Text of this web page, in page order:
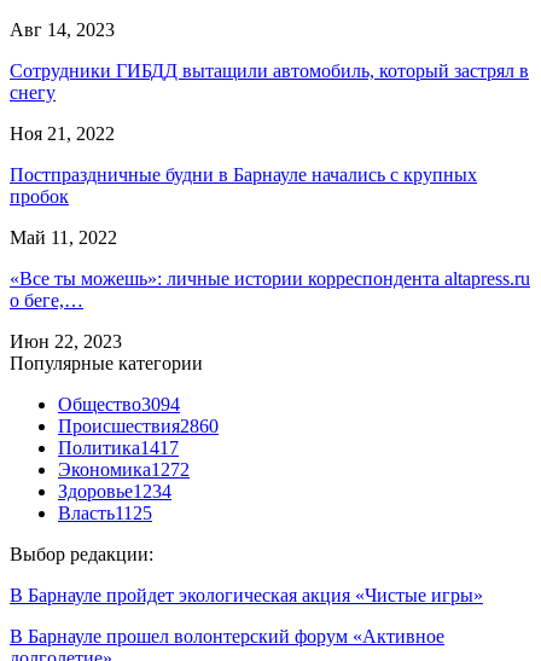
Авг 14, 2023
Сотрудники ГИБДД вытащили автомобиль, который застрял в
снегу
Ноя 21, 2022
Постпраздничные будни в Барнауле начались с крупных
пробок
Май 11, 2022
«Все ты можешь»: личные истории корреспондента altapress.ru
о беге,…
Июн 22, 2023
Популярные категории
Общество3094
Происшествия2860
Политика1417
Экономика1272
Здоровье1234
Власть1125
Выбор редакции:
В Барнауле пройдет экологическая акция «Чистые игры»
В Барнауле прошел волонтерский форум «Активное